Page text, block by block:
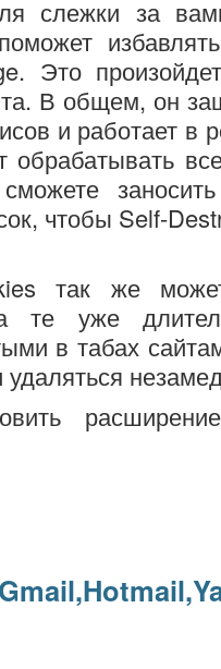
слежки за
Это
В общем, он
и работает в
обрабатывать
чтобы Self-
так же
те уже
в табах
удаляться